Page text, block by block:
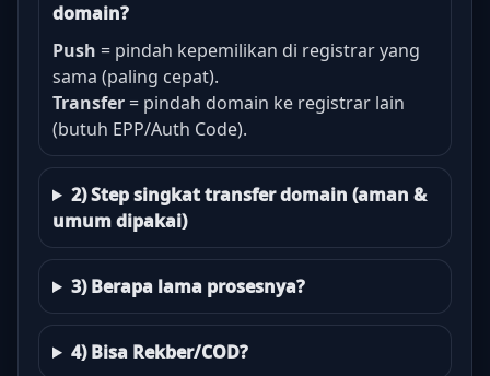
domain?
Push = pindah kepemilikan di registrar yang
sama (paling cepat).
Transfer = pindah domain ke registrar lain
(butuh EPP/Auth Code).
2) Step singkat transfer domain (aman &
umum dipakai)
3) Berapa lama prosesnya?
4) Bisa Rekber/COD?